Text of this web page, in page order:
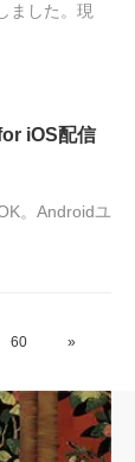
ました。現
iOS配信
。Androidユ
60 »